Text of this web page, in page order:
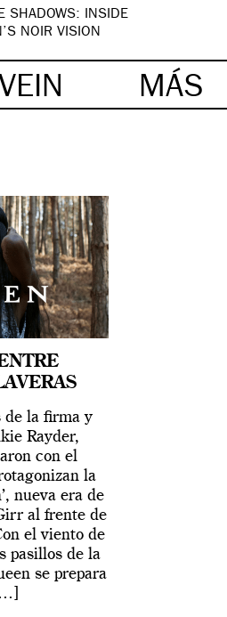
SHADOWS: INSIDE
NOIR VISION
VEIN MÁS
de la firma y
Rayder,
con el
la
nueva era de
al frente de
el viento de
pasillos de la
se prepara